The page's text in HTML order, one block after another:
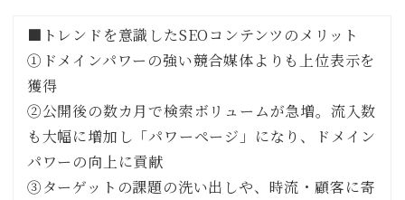
■トレンドを意識したSEOコンテンツのメリット
①ドメインパワーの強い競合媒体よりも上位表示を
獲得
②公開後の数カ月で検索ボリュームが急増。流入数
も大幅に増加し「パワーページ」になり、ドメイン
パワーの向上に貢献
③ターゲットの課題の洗い出しや、時流・顧客に寄